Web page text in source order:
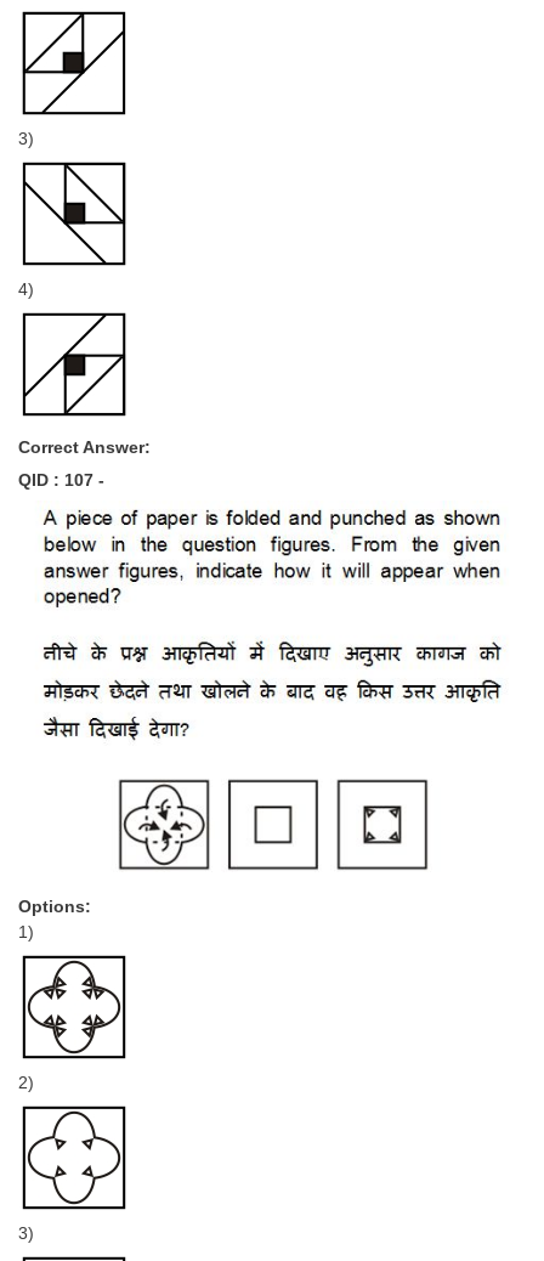
3)
4)
Correct Answer:
QID : 107 -
Options:
1)
2)
3)